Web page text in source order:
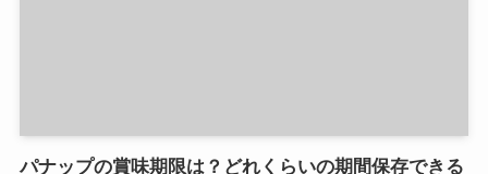
パナップの賞味期限は？どれくらいの期間保存できる